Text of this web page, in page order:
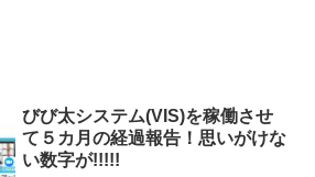
びび太システム(VIS)を稼働させ
て５カ月の経過報告！思いがけな
い数字が!!!!!